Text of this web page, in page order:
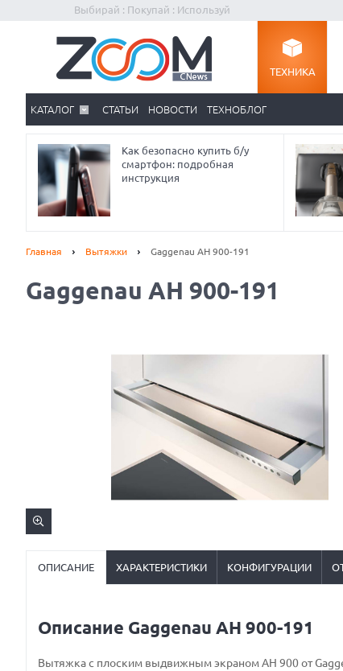
Выбирай : Покупай : Используй
ТЕХНИКА
КАТАЛОГ СТАТЬИ НОВОСТИ ТЕХНОБЛОГ
Как безопасно купить б/у
смартфон: подробная
инструкция
Главная Вытяжки Gaggenau AH 900-191
Gaggenau AH 900-191
ОПИСАНИЕ ХАРАКТЕРИСТИКИ КОНФИГУРАЦИИ
Описание Gaggenau AH 900-191
Вытяжка с плоским выдвижным экраном AH 900 от